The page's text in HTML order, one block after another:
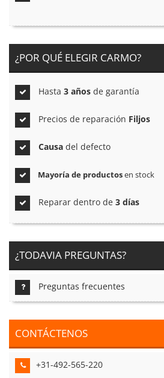
¿POR QUÉ ELEGIR CARMO?
Hasta 3 años de garantía
Precios de reparación Filjos
Causa del defecto
Mayoría de productosen stock
Reparar dentro de 3 días
¿TODAVIA PREGUNTAS?
Preguntas frecuentes
CONTÁCTENOS
+31-492-565-220